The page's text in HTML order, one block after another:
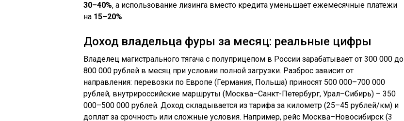
30–40%, а использование лизинга вместо кредита уменьшает ежемесячные платежи
на 15–20%.
Доход владельца фуры за месяц: реальные цифры
Владелец магистрального тягача с полуприцепом в России зарабатывает от 300 000 до
800 000 рублей в месяц при условии полной загрузки. Разброс зависит от
направления: перевозки по Европе (Германия, Польша) приносят 500 000–700 000
рублей, внутрироссийские маршруты (Москва–Санкт-Петербург, Урал–Сибирь) – 350
000–500 000 рублей. Доход складывается из тарифа за километр (25–45 рублей/км) и
доплат за срочность или сложные условия. Например, рейс Москва–Новосибирск (3